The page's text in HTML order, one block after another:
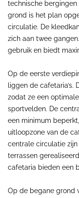
technische
grond is het plan
circulatie. De
zich aan twee
gebruik en biedt
Op de eerste
liggen de cafetaria’s.
zodat ze een
sportvelden. De
een minimum
uitloopzone van de
centrale circulatie
terrassen
cafetaria bieden een
Op de begane grond